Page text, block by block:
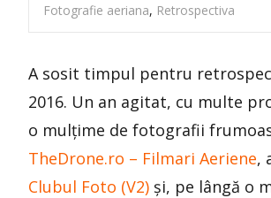
Fotografie aeriana, Retrospectiva
A sosit timpul pentru
2016. Un an agitat, cu multe
o mulțime de fotografii
TheDrone.ro – Filmari Aeriene,
Clubul Foto (V2) și, pe lângă o